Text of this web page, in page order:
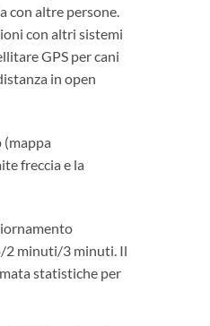
con altre persone.
con altri sistemi
GPS per cani
in open
(mappa
freccia e la
2 minuti/3 minuti. Il
statistiche per